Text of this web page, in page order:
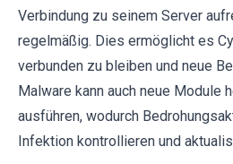
Verbindung zu seinem Server
regelmäßig. Dies ermöglicht es
verbunden zu bleiben und neue
Malware kann auch neue Module
ausführen, wodurch
Infektion kontrollieren und